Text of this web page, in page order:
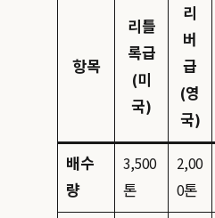
항목
리틀
록급
(미
국)
리
버
급
(영
국)
배수
량
3,500
톤
2,00
0톤